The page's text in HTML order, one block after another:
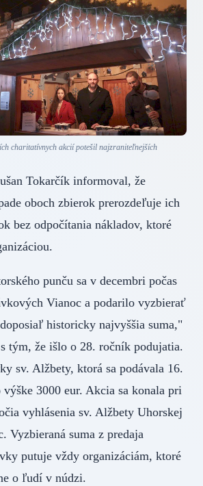
charitatívnych akcií potešil najzraniteľnejších
Tokarčík informoval, že
oboch zbierok prerozdeľuje ich
bez odpočítania nákladov, ktoré
punču sa v decembri počas
Vianoc a podarilo vyzbierať
historicky najvyššia suma,"
tým, že išlo o 28. ročník podujatia.
sv. Alžbety, ktorá sa podávala 16.
3000 eur. Akcia sa konala pri
vyhlásenia sv. Alžbety Uhorskej
Vyzbieraná suma z predaja
putuje vždy organizáciám, ktoré
o ľudí v núdzi.